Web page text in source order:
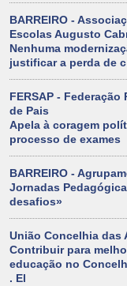
BARREIRO -
Escolas Augusto
Nenhuma
justificar a perda de c
FERSAP -
de Pais
Apela à coragem
processo de exames
BARREIRO -
Jornadas
desafios»
União Concelhia das
Contribuir para
educação no
. El